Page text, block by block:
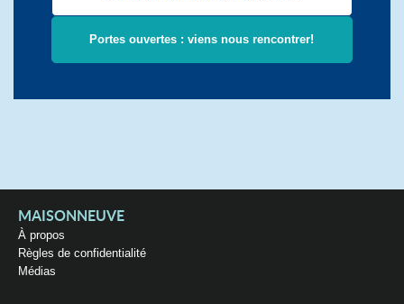
Portes ouvertes : viens nous rencontrer!
MAISONNEUVE
À propos
Règles de confidentialité
Médias